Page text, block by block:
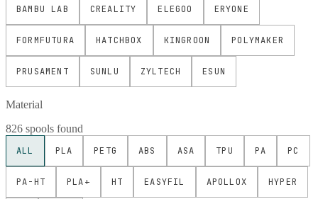
BAMBU LAB CREALITY ELEGOO ERYONE
FORMFUTURA HATCHBOX KINGROON POLYMAKER
PRUSAMENT SUNLU ZYLTECH ESUN
Material
826 spools found
ALL PLA PETG ABS ASA TPU PA PC
PA-HT PLA+ HT EASYFIL APOLLOX HYPER